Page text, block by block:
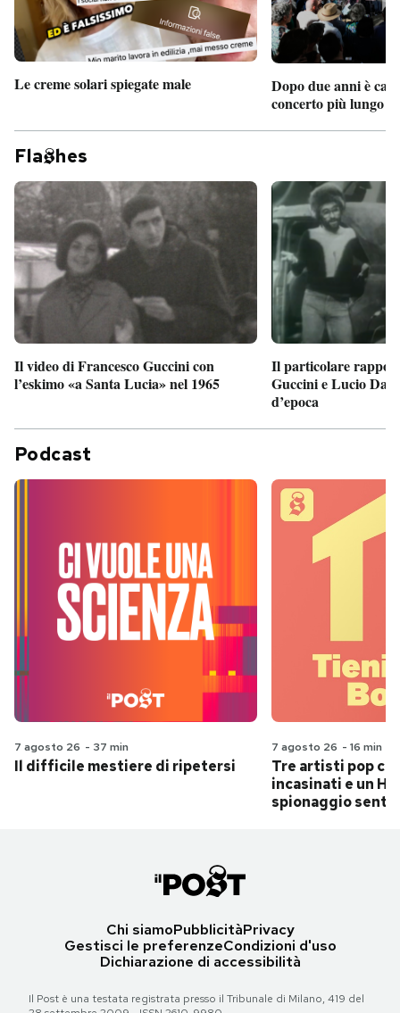
Le creme solari spiegate male
Dopo due anni è
concerto più lungo
Fla hes
Il video di Francesco Guccini con
l’eskimo «a Santa Lucia» nel 1965
Il particolare
Guccini e Lucio
d’epoca
Podcast
7 agosto 26 - 37 min
Il difficile mestiere di ripetersi
7 agosto 26 - 16 min
Tre artisti pop
incasinati e un
spionaggio
Chi siamoPubblicitàPrivacy
Gestisci le preferenzeCondizioni d'uso
Dichiarazione di accessibilità
Il Post è una testata registrata presso il Tribunale di Milano, 419 del